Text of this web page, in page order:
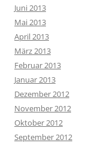
Juni 2013
Mai 2013
April 2013
März 2013
Februar 2013
Januar 2013
Dezember 2012
November 2012
Oktober 2012
September 2012